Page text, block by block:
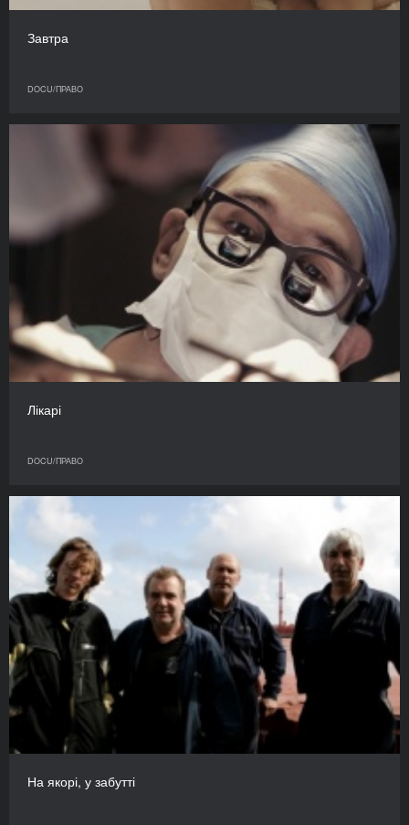
Завтра
DOCU/ПРАВО
Лікарі
DOCU/ПРАВО
На якорі, у забутті